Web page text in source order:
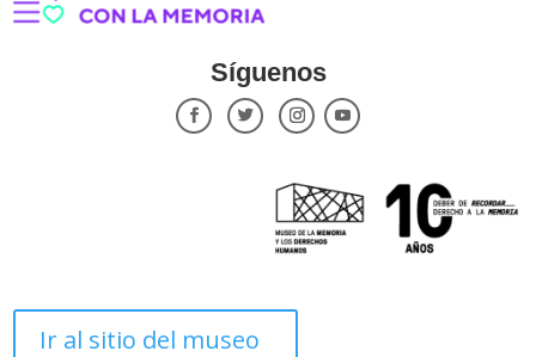
Síguenos
Ir al sitio del museo